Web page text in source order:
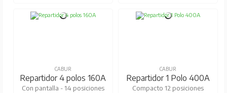
CABUR
Repartidor 4 polos 160A
Con pantalla - 14 posiciones
CABUR
Repartidor 1 Polo 400A
Compacto 12 posiciones